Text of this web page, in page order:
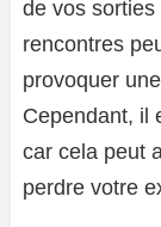
de vos
rencontres
provoquer
Cependant, il
car cela peut
perdre votre